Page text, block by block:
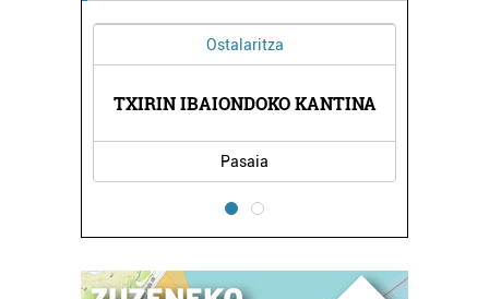
Ostalaritza
TXIRIN IBAIONDOKO KANTINA
Pasaia